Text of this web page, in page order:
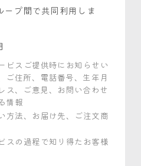
ープ間で共同利用しま
ビスご提供時にお知らせい
ご住所、電話番号、生年月
ス、ご意見、お問い合わせ
情報
方法、お届け先、ご注文商
スの過程で知り得たお客様